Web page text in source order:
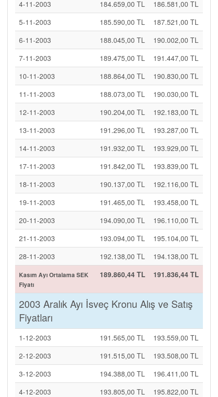
4-11-2003 184.659,00 TL
186.581,00 TL
5-11-2003
185.590,00 TL
187.521,00 TL
6-11-2003
188.045,00 TL
190.002,00 TL
7-11-2003
189.475,00 TL
191.447,00 TL
10-11-2003
188.864,00 TL
190.830,00 TL
11-11-2003
188.073,00 TL
190.030,00 TL
12-11-2003
190.204,00 TL
192.183,00 TL
13-11-2003
191.296,00 TL
193.287,00 TL
14-11-2003
191.932,00 TL
193.929,00 TL
17-11-2003
191.842,00 TL
193.839,00 TL
18-11-2003
190.137,00 TL
192.116,00 TL
19-11-2003
191.465,00 TL
193.458,00 TL
20-11-2003
194.090,00 TL
196.110,00 TL
21-11-2003
193.094,00 TL
195.104,00 TL
28-11-2003
192.138,00 TL 194.138,00 TL
Kasım Ayı Ortalama SEK
Fiyatı
189.860,44 TL 191.836,44 TL
2003 Aralık Ayı İsveç Kronu Alış ve Satış
Fiyatları
1-12-2003 191.565,00 TL
193.559,00 TL
2-12-2003
191.515,00 TL
193.508,00 TL
3-12-2003
194.388,00 TL
196.411,00 TL
4-12-2003
193.805,00 TL
195.822,00 TL